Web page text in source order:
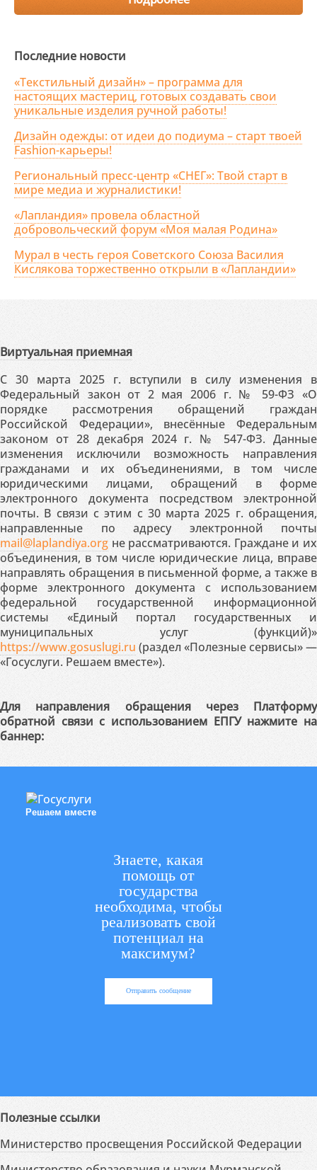
Последние новости
«Текстильный дизайн» – программа для
настоящих мастериц, готовых создавать свои
уникальные изделия ручной работы!
Дизайн одежды: от идеи до подиума – старт твоей
Fashion-карьеры!
Региональный пресс-центр «СНЕГ»: Твой старт в
мире медиа и журналистики!
«Лапландия» провела областной
добровольческий форум «Моя малая Родина»
Мурал в честь героя Советского Союза Василия
Кислякова торжественно открыли в «Лапландии»
Виртуальная приемная
С 30 марта 2025 г. вступили в силу изменения в
Федеральный закон от 2 мая 2006 г. № 59-ФЗ «О
порядке рассмотрения обращений граждан
Российской Федерации», внесённые Федеральным
законом от 28 декабря 2024 г. № 547-ФЗ. Данные
изменения исключили возможность направления
гражданами и их объединениями, в том числе
юридическими лицами, обращений в форме
электронного документа посредством электронной
почты. В связи с этим с 30 марта 2025 г. обращения,
направленные по адресу электронной почты
mail@laplandiya.org не рассматриваются. Граждане и их
объединения, в том числе юридические лица, вправе
направлять обращения в письменной форме, а также в
форме электронного документа с использованием
федеральной государственной информационной
системы «Единый портал государственных и
муниципальных услуг (функций)»
https://www.gosuslugi.ru (раздел «Полезные сервисы» —
«Госуслуги. Решаем вместе»).
Для направления обращения через Платформу
обратной связи с использованием ЕПГУ нажмите на
баннер:
Решаем вместе
Знаете, какая
помощь от
государства
необходима, чтобы
реализовать свой
потенциал на
максимум?
Отправить сообщение
Полезные ссылки
Министерство просвещения Российской Федерации